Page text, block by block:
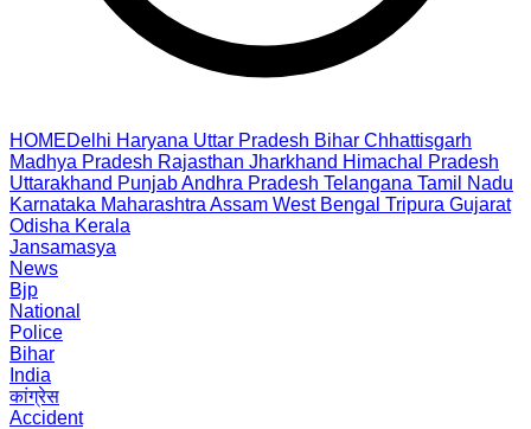
HOMEDelhi Haryana Uttar Pradesh Bihar Chhattisgarh
Madhya Pradesh Rajasthan Jharkhand Himachal Pradesh
Uttarakhand PunjabAndhra Pradesh Telangana Tamil Nadu
Karnataka Maharashtra Assam West Bengal Tripura Gujarat
Odisha Kerala
Jansamasya
News
Bjp
National
Police
Bihar
India
कांग्रेस
Accident